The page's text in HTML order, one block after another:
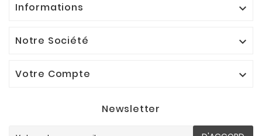
Informations 
Notre Société 
Votre Compte 
Newsletter